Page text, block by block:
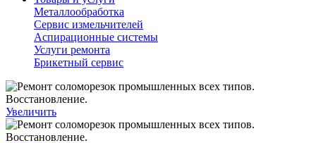
Металлообработка
Сервис измельчителей
Аспирационные системы
Услуги ремонта
Брикетный сервис
Увеличить